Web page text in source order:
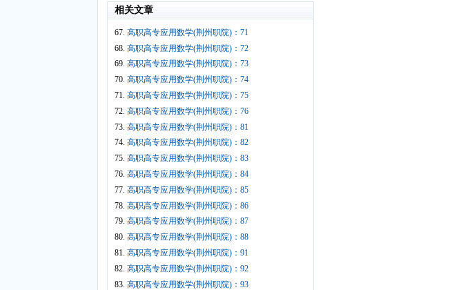
相关文章
67. 高职高专应用数学(荆州职院)：71
68. 高职高专应用数学(荆州职院)：72
69. 高职高专应用数学(荆州职院)：73
70. 高职高专应用数学(荆州职院)：74
71. 高职高专应用数学(荆州职院)：75
72. 高职高专应用数学(荆州职院)：76
73. 高职高专应用数学(荆州职院)：81
74. 高职高专应用数学(荆州职院)：82
75. 高职高专应用数学(荆州职院)：83
76. 高职高专应用数学(荆州职院)：84
77. 高职高专应用数学(荆州职院)：85
78. 高职高专应用数学(荆州职院)：86
79. 高职高专应用数学(荆州职院)：87
80. 高职高专应用数学(荆州职院)：88
81. 高职高专应用数学(荆州职院)：91
82. 高职高专应用数学(荆州职院)：92
83. 高职高专应用数学(荆州职院)：93